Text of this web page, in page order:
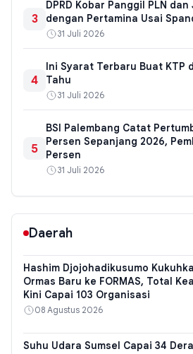
3
DPRD Kobar Panggil PLN dan
dengan Pertamina Usai
31 Juli 2026
4
Ini Syarat Terbaru Buat KTP
Tahu
31 Juli 2026
5
BSI Palembang Catat
Persen Sepanjang 2026,
Persen
31 Juli 2026
Daerah
Hashim Djojohadikusumo
Ormas Baru ke FORMAS, Total
Kini Capai 103 Organisasi
08 Agustus 2026
Suhu Udara Sumsel Capai 34